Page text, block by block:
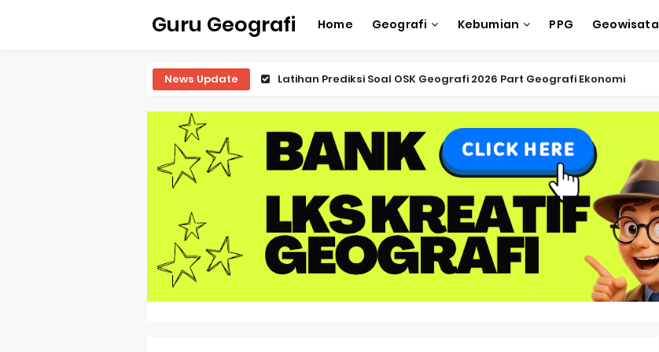
Guru Geografi Home Geografi Kebumian PPG Geowisata
News Update Latihan Prediksi Soal OSK Geografi 2026 Part Geografi Ekonomi
Latihan Prediksi Soal OSK Geografi 2026 Part Geografi Pertanian
Latihan Prediksi Soal OSK Geografi 2026 Part Geografi Budaya
Latihan Prediksi Soal OSK Geografi 2026 Part Dinamika Kota
Pembahasan Soal OSN-K Geografi 2025 No 51-55
Pembahasan Soal OSN-K Geografi 2025 No 46-50
Pembahasan Soal OSN-K Geografi 2025 No 41-45